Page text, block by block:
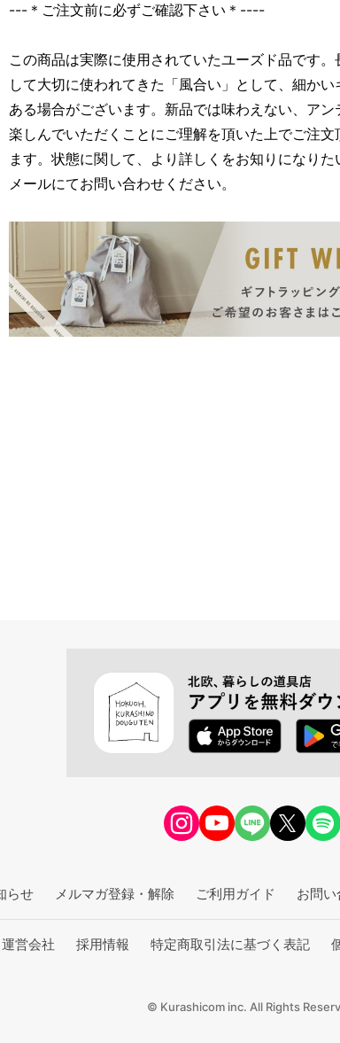
---＊ご注文前に必ずご確認下さい＊----
この商品は実際に使用されていたユーズド品です。
して大切に使われてきた「風合い」として、細か
ある場合がございます。新品では味わえない、ア
楽しんでいただくことにご理解を頂いた上でご注
ます。状態に関して、より詳しくをお知りになり
メールにてお問い合わせください。
らせ メルマガ登録・解除 ご利用ガイド お問
運営会社 採用情報 特定商取引法に基づく表記
© Kurashicom inc. All Rights